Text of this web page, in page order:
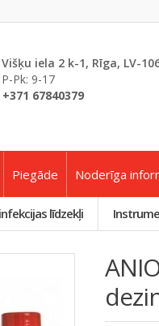
Višķu iela 2 k-1, Rīga, LV-
P-Pk: 9-17
+371 67840379
Piegāde Noderīga
līdzekļi